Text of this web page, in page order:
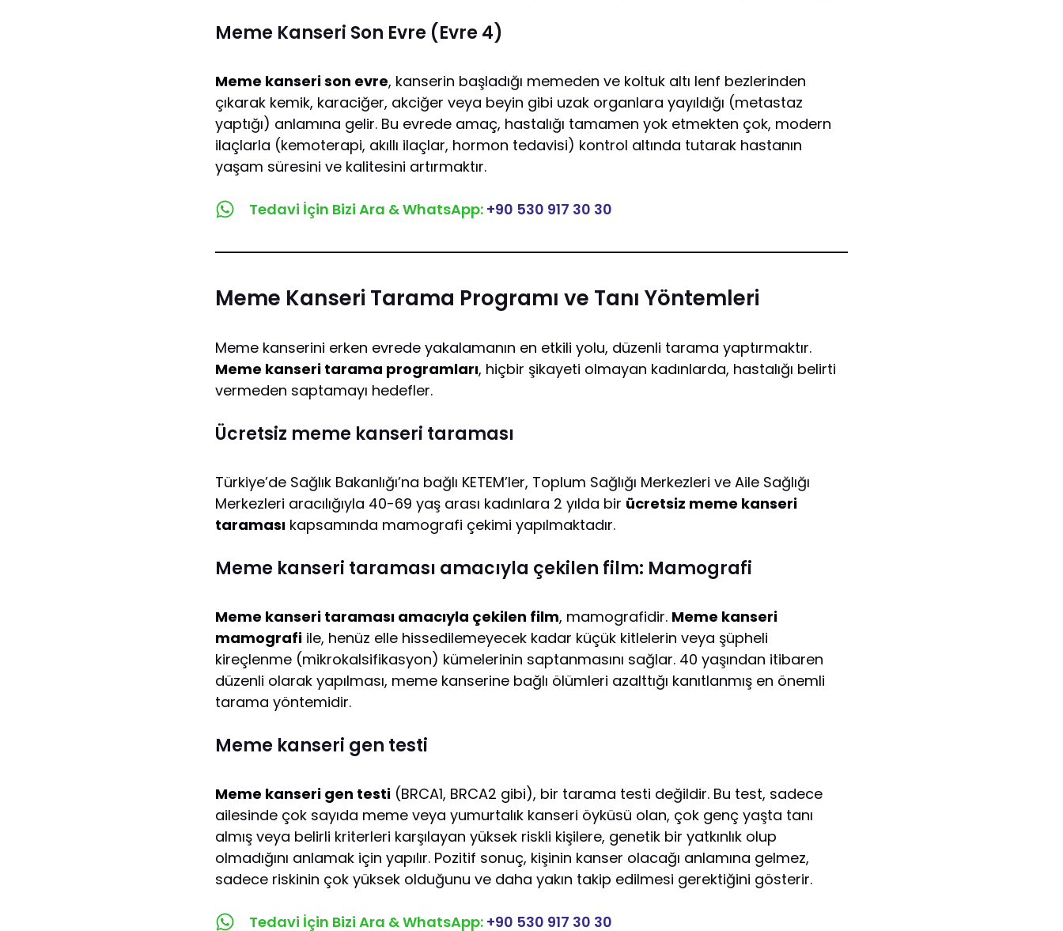
Meme Kanseri Son Evre (Evre 4)
Meme kanseri son evre, kanserin başladığı memeden ve koltuk altı lenf bezlerinden
çıkarak kemik, karaciğer, akciğer veya beyin gibi uzak organlara yayıldığı (metastaz
yaptığı) anlamına gelir. Bu evrede amaç, hastalığı tamamen yok etmekten çok, modern
ilaçlarla (kemoterapi, akıllı ilaçlar, hormon tedavisi) kontrol altında tutarak hastanın
yaşam süresini ve kalitesini artırmaktır.
Tedavi İçin Bizi Ara & WhatsApp: +90 530 917 30 30
Meme Kanseri Tarama Programı ve Tanı Yöntemleri
Meme kanserini erken evrede yakalamanın en etkili yolu, düzenli tarama yaptırmaktır.
Meme kanseri tarama programları, hiçbir şikayeti olmayan kadınlarda, hastalığı belirti
vermeden saptamayı hedefler.
Ücretsiz meme kanseri taraması
Türkiye’de Sağlık Bakanlığı’na bağlı KETEM’ler, Toplum Sağlığı Merkezleri ve Aile Sağlığı
Merkezleri aracılığıyla 40-69 yaş arası kadınlara 2 yılda bir ücretsiz meme kanseri
taraması kapsamında mamografi çekimi yapılmaktadır.
Meme kanseri taraması amacıyla çekilen film: Mamografi
Meme kanseri taraması amacıyla çekilen film, mamografidir. Meme kanseri
mamografi ile, henüz elle hissedilemeyecek kadar küçük kitlelerin veya şüpheli
kireçlenme (mikrokalsifikasyon) kümelerinin saptanmasını sağlar. 40 yaşından itibaren
düzenli olarak yapılması, meme kanserine bağlı ölümleri azalttığı kanıtlanmış en önemli
tarama yöntemidir.
Meme kanseri gen testi
Meme kanseri gen testi (BRCA1, BRCA2 gibi), bir tarama testi değildir. Bu test, sadece
ailesinde çok sayıda meme veya yumurtalık kanseri öyküsü olan, çok genç yaşta tanı
almış veya belirli kriterleri karşılayan yüksek riskli kişilere, genetik bir yatkınlık olup
olmadığını anlamak için yapılır. Pozitif sonuç, kişinin kanser olacağı anlamına gelmez,
sadece riskinin çok yüksek olduğunu ve daha yakın takip edilmesi gerektiğini gösterir.
Tedavi İçin Bizi Ara & WhatsApp: +90 530 917 30 30